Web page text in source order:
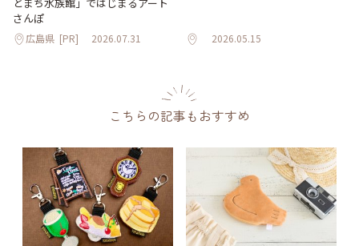
さんぽ
広島県 [PR] 2026.07.31 2026.05.15
こちらの記事もおすすめ